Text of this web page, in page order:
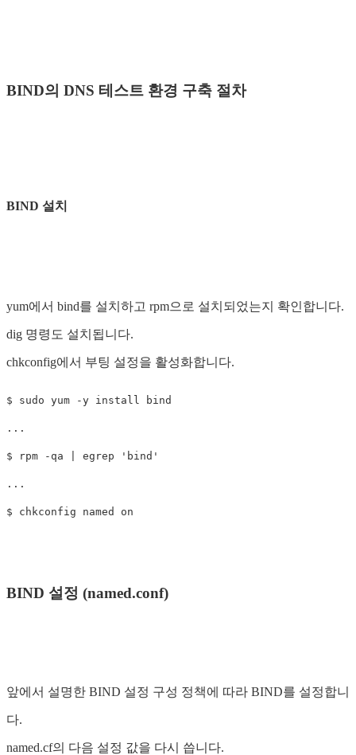
BIND의 DNS 테스트 환경 구축 절차
BIND 설치
yum에서 bind를 설치하고 rpm으로 설치되었는지 확인합니다.
dig 명령도 설치됩니다.
chkconfig에서 부팅 설정을 활성화합니다.
$ sudo yum -y install bind
...
$ rpm -qa | egrep 'bind'
...
BIND 설정 (named.conf)
앞에서 설명한 BIND 설정 구성 정책에 따라 BIND를 설정합니
다.
named.cf의 다음 설정 값을 다시 씁니다.